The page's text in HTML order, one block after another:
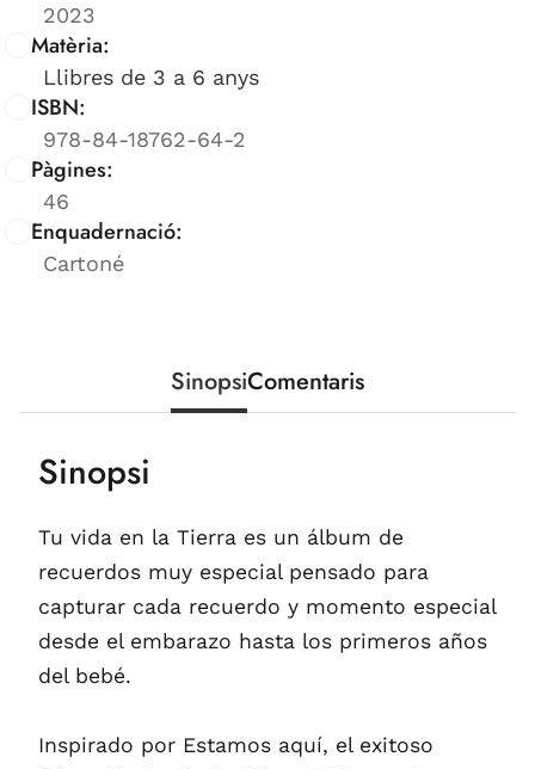
2023
Matèria:
Llibres de 3 a 6 anys
ISBN:
978-84-18762-64-2
Pàgines:
46
Enquadernació:
Cartoné
SinopsiComentaris
Sinopsi
Tu vida en la Tierra es un álbum de
recuerdos muy especial pensado para
capturar cada recuerdo y momento especial
desde el embarazo hasta los primeros años
del bebé.
Inspirado por Estamos aquí, el exitoso